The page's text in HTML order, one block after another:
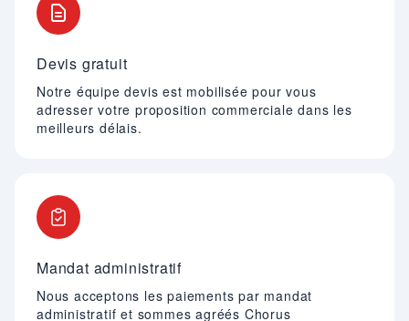
Devis gratuit
Notre équipe devis est mobilisée pour vous
adresser votre proposition commerciale dans les
meilleurs délais.
Mandat administratif
Nous acceptons les paiements par mandat
administratif et sommes agréés Chorus